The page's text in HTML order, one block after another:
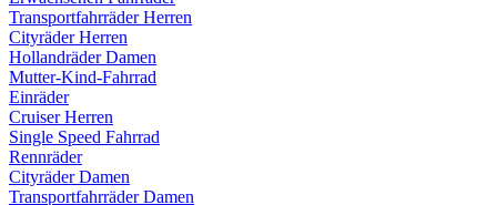
Transportfahrräder Herren
Cityräder Herren
Hollandräder Damen
Mutter-Kind-Fahrrad
Einräder
Cruiser Herren
Single Speed Fahrrad
Rennräder
Cityräder Damen
Transportfahrräder Damen